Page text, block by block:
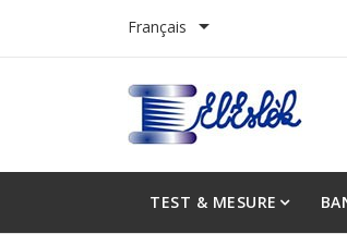
Français 
TEST & MESURE